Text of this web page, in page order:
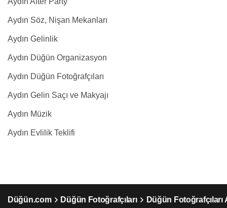
Aydın Söz, Nişan Mekanları
Aydın Gelinlik
Aydın Düğün Organizasyon
Aydın Düğün Fotoğrafçıları
Aydın Gelin Saçı ve Makyajı
Aydın Müzik
Aydın Evlilik Teklifi
Düğün.com Düğün Fotoğrafçıları Düğün Fotoğrafçıları